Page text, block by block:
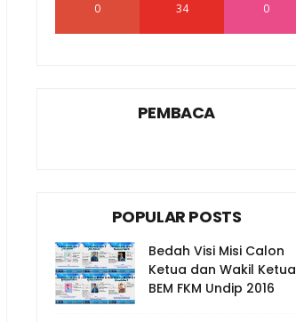
0 34 0
PEMBACA
POPULAR POSTS
Bedah Visi Misi Calon
Ketua dan Wakil Ketua
BEM FKM Undip 2016